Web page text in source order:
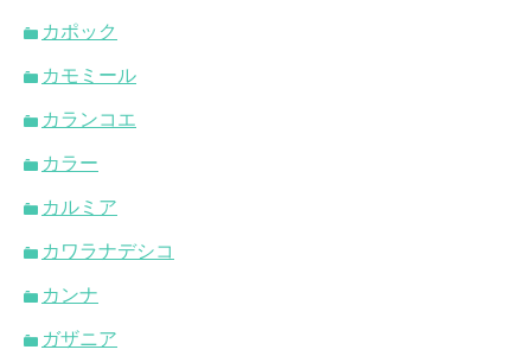
カポック
カモミール
カランコエ
カラー
カルミア
カワラナデシコ
カンナ
ガザニア